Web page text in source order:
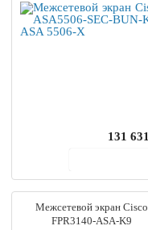
131 631
Межсетевой экран Cisco
FPR3140-ASA-K9